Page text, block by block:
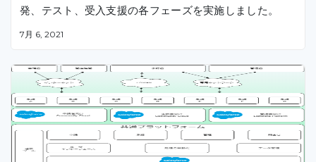
発、テスト、受入支援の各フェーズを実施しました。
7月 6, 2021